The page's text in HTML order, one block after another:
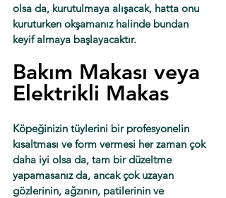
olsa da, kurutulmaya alışacak, hatta onu
kuruturken okşamanız halinde bundan
keyif almaya başlayacaktır.
Bakım Makası veya
Elektrikli Makas
Köpeğinizin tüylerini bir profesyonelin
kısaltması ve form vermesi her zaman çok
daha iyi olsa da, tam bir düzeltme
yapamasanız da, ancak çok uzayan
gözlerinin, ağzının, patilerinin ve